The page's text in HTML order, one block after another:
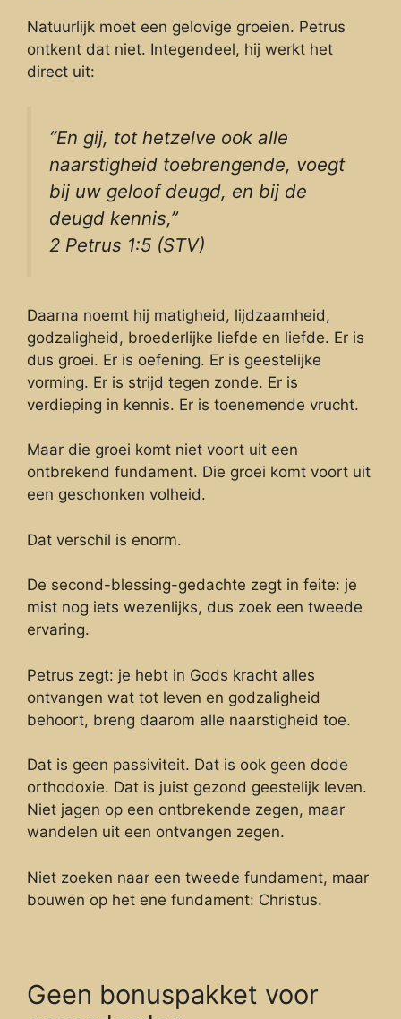
Natuurlijk moet een gelovige groeien. Petrus
ontkent dat niet. Integendeel, hij werkt het
direct uit:
“En gij, tot hetzelve ook alle
naarstigheid toebrengende, voegt
bij uw geloof deugd, en bij de
deugd kennis,”
2 Petrus 1:5 (STV)
Daarna noemt hij matigheid, lijdzaamheid,
godzaligheid, broederlijke liefde en liefde. Er is
dus groei. Er is oefening. Er is geestelijke
vorming. Er is strijd tegen zonde. Er is
verdieping in kennis. Er is toenemende vrucht.
Maar die groei komt niet voort uit een
ontbrekend fundament. Die groei komt voort uit
een geschonken volheid.
Dat verschil is enorm.
De second-blessing-gedachte zegt in feite: je
mist nog iets wezenlijks, dus zoek een tweede
ervaring.
Petrus zegt: je hebt in Gods kracht alles
ontvangen wat tot leven en godzaligheid
behoort, breng daarom alle naarstigheid toe.
Dat is geen passiviteit. Dat is ook geen dode
orthodoxie. Dat is juist gezond geestelijk leven.
Niet jagen op een ontbrekende zegen, maar
wandelen uit een ontvangen zegen.
Niet zoeken naar een tweede fundament, maar
bouwen op het ene fundament: Christus.
Geen bonuspakket voor